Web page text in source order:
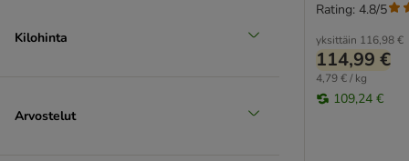
Erittäin suuri > 45 kg
Kilohinta
Arvostelut
yksittäin 116,98 €
114,99 €
4,79 € / kg
109,24 €
Rating: 4.8/5